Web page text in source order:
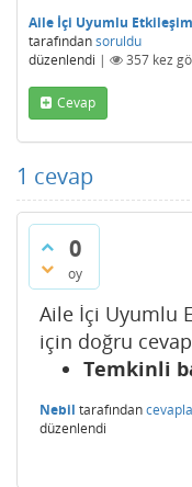
Aile İçi Uyumlu
tarafındansoruldu
düzenlendi | 357 kez
Cevap
1 cevap
0
oy
Aile İçi Uyumlu
için doğru
Temkinli
Nebil tarafından
düzenlendi